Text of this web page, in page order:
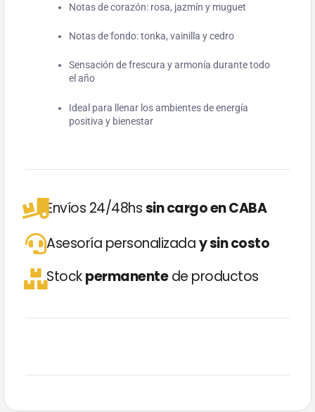
Notas de corazón: rosa, jazmín y muguet
Notas de fondo: tonka, vainilla y cedro
Sensación de frescura y armonía durante todo
el año
Ideal para llenar los ambientes de energía
positiva y bienestar
Envíos 24/48hssin cargo en CABA
Asesoría personalizaday sin costo
Stockpermanentede productos